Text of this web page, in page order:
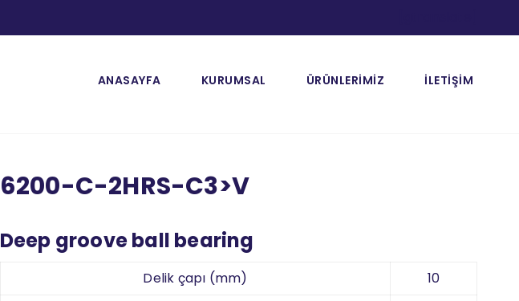
ANASAYFA KURUMSAL ÜRÜNLERİMİZ İLETİŞİM
6200-C-2HRS-C3>V
Deep groove ball bearing
Delik çapı (mm)
10